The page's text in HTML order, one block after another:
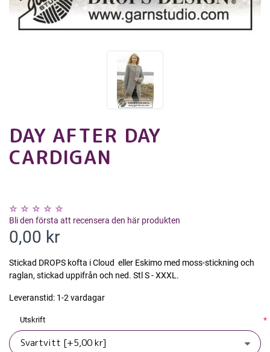
DAY AFTER DAY
CARDIGAN
Bli den första att recensera den här produkten
0,00 kr
Stickad DROPS kofta i Cloud  eller Eskimo med moss-stickning och
raglan, stickad uppifrån och ned. Stl S - XXXL.
Leveranstid: 1-2 vardagar
Utskrift *